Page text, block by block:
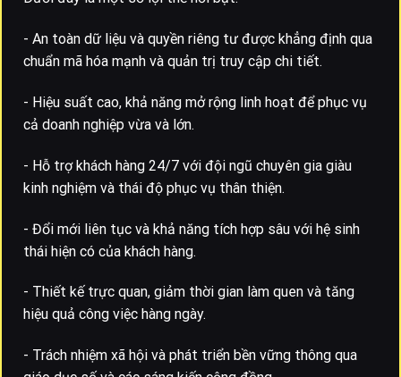
- An toàn dữ liệu và quyền riêng tư được khẳng định qua
chuẩn mã hóa mạnh và quản trị truy cập chi tiết.
- Hiệu suất cao, khả năng mở rộng linh hoạt để phục vụ
cả doanh nghiệp vừa và lớn.
- Hỗ trợ khách hàng 24/7 với đội ngũ chuyên gia giàu
kinh nghiệm và thái độ phục vụ thân thiện.
- Đổi mới liên tục và khả năng tích hợp sâu với hệ sinh
thái hiện có của khách hàng.
- Thiết kế trực quan, giảm thời gian làm quen và tăng
hiệu quả công việc hàng ngày.
- Trách nhiệm xã hội và phát triển bền vững thông qua